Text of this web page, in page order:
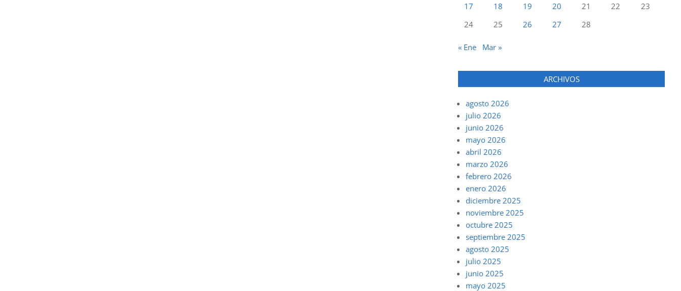
17
18 19 20 21 22
23
24
25 26 27 28
« Ene Mar »
ARCHIVOS
agosto 2026
julio 2026
junio 2026
mayo 2026
abril 2026
marzo 2026
febrero 2026
enero 2026
diciembre 2025
noviembre 2025
octubre 2025
septiembre 2025
agosto 2025
julio 2025
junio 2025
mayo 2025